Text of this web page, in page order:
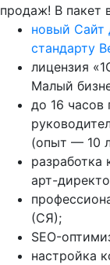
продаж! В пакет
новый
стандарту
лицензия
Малый
до 16 часов
(опыт — 10
разработка
арт-
(СЯ);
SEO-
настройка